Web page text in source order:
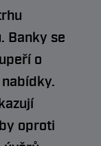
Banky se
o
oproti